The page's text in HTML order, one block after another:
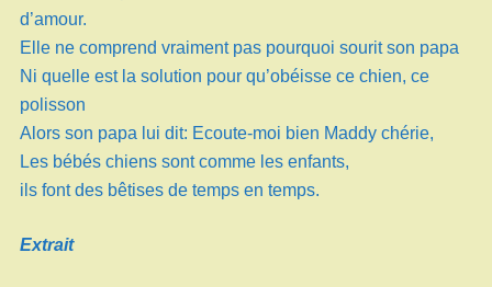
d’amour.
Elle ne comprend vraiment pas pourquoi sourit son papa
Ni quelle est la solution pour qu’obéisse ce chien, ce
polisson
Alors son papa lui dit: Ecoute-moi bien Maddy chérie,
Les bébés chiens sont comme les enfants,
ils font des bêtises de temps en temps.
Extrait